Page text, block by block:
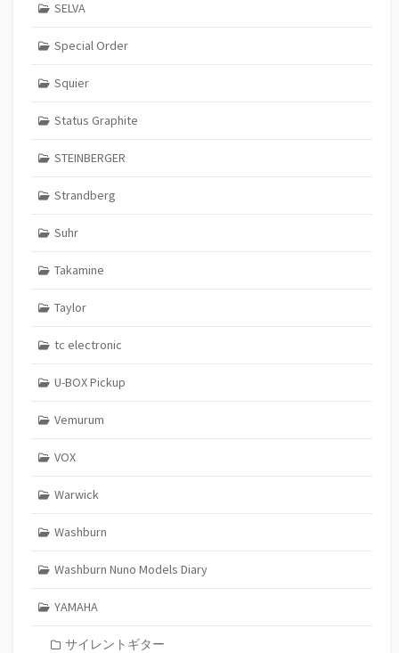
SELVA
Special Order
Squier
Status Graphite
STEINBERGER
Strandberg
Suhr
Takamine
Taylor
tc electronic
U-BOX Pickup
Vemurum
VOX
Warwick
Washburn
Washburn Nuno Models Diary
YAMAHA
サイレントギター